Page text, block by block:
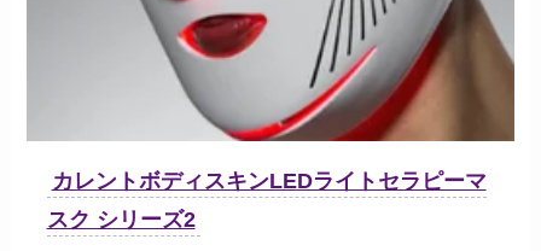
カレントボディスキンLEDライトセラピーマ
スク シリーズ2